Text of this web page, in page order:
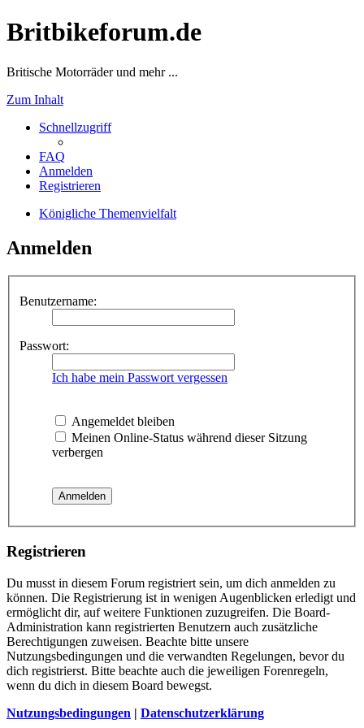
Britbikeforum.de
Britische Motorräder und mehr ...
Zum Inhalt
Schnellzugriff
FAQ
Anmelden
Registrieren
Königliche Themenvielfalt
Anmelden
Benutzername:
Passwort:
Ich habe mein Passwort vergessen
Angemeldet bleiben
Meinen Online-Status während dieser Sitzung
verbergen
Registrieren
Du musst in diesem Forum registriert sein, um dich anmelden zu
können. Die Registrierung ist in wenigen Augenblicken erledigt und
ermöglicht dir, auf weitere Funktionen zuzugreifen. Die Board-
Administration kann registrierten Benutzern auch zusätzliche
Berechtigungen zuweisen. Beachte bitte unsere
Nutzungsbedingungen und die verwandten Regelungen, bevor du
dich registrierst. Bitte beachte auch die jeweiligen Forenregeln,
wenn du dich in diesem Board bewegst.
Nutzungsbedingungen | Datenschutzerklärung